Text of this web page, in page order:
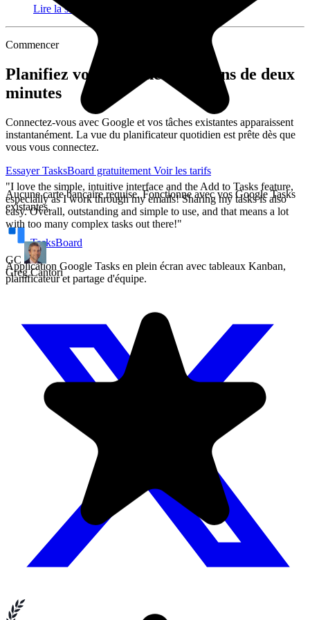
easy. Overall, outstanding and simple to use, and that means a lot
with too many complex tasks out there!"
Greg Cantori
Lire la suite
Commencer
Planifiez votre journée en moins de deux
minutes
Connectez-vous avec Google et vos tâches existantes apparaissent
instantanément. La vue du planificateur quotidien est prête dès que
vous vous connectez.
Essayer TasksBoard gratuitement Voir les tarifs
Aucune carte bancaire requise. Fonctionne avec vos Google Tasks
existantes.
TasksBoard
Application Google Tasks en plein écran avec tableaux Kanban,
planificateur et partage d'équipe.